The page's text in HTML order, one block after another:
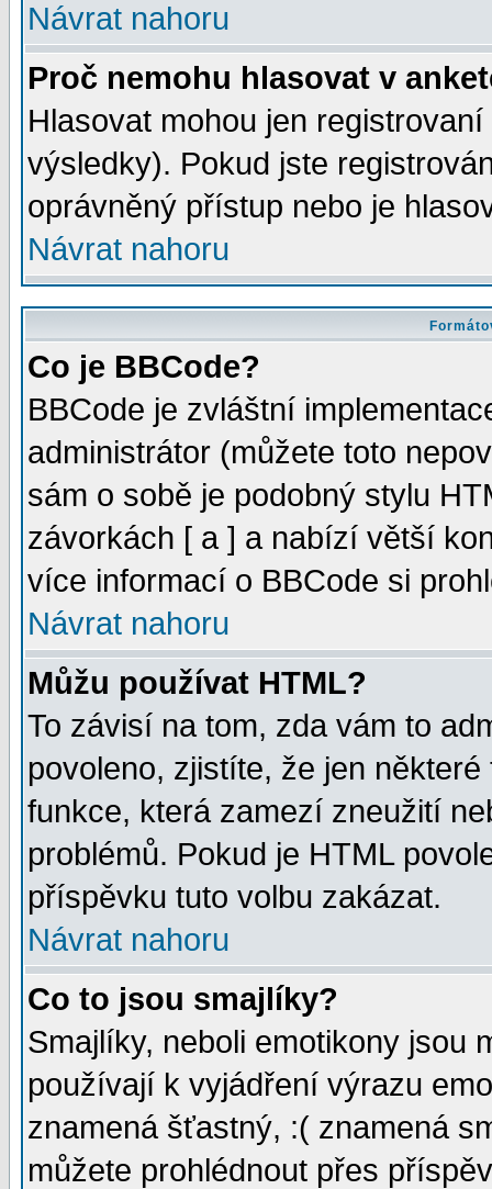
Návrat nahoru
Proč nemohu hlasovat v
Hlasovat mohou jen
výsledky). Pokud jste
oprávněný přístup nebo je
Návrat nahoru
Co je BBCode?
BBCode je zvláštní
administrátor (můžete toto
sám o sobě je podobný stylu
závorkách [ a ] a nabízí větší
více informací o BBCode si
Návrat nahoru
Můžu používat HTML?
To závisí na tom, zda vám to
povoleno, zjistíte, že jen
funkce, která zamezí zneužití
problémů. Pokud je HTML
příspěvku tuto volbu zakázat.
Návrat nahoru
Co to jsou smajlíky?
Smajlíky, neboli emotikony jsou
používají k vyjádření výrazu
znamená šťastný, :( znamená
můžete prohlédnout přes